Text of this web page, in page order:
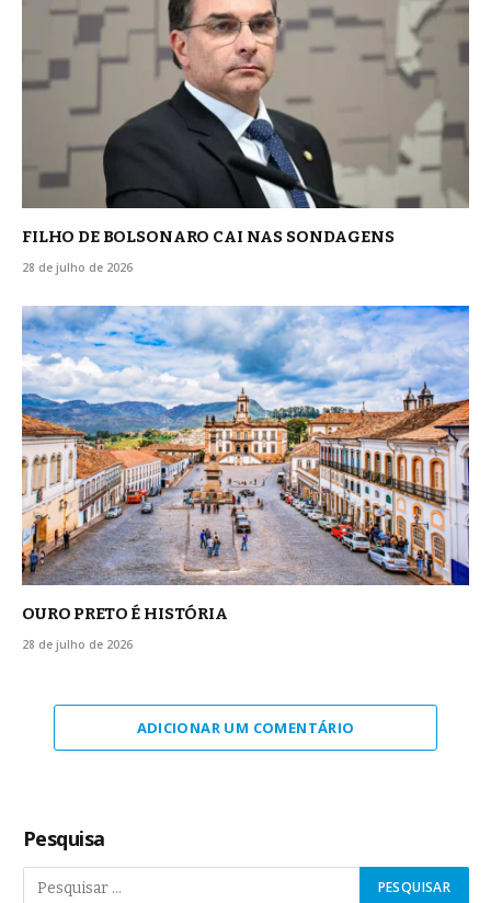
FILHO DE BOLSONARO CAI NAS SONDAGENS
28 de julho de 2026
OURO PRETO É HISTÓRIA
28 de julho de 2026
ADICIONAR UM COMENTÁRIO
Pesquisa